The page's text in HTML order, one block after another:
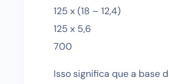
125 x (18 – 12,4)
125 x 5,6
700
Isso significa que a base